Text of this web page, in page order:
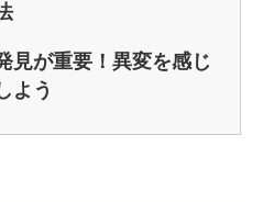
見が重要！異変を感じ
よう